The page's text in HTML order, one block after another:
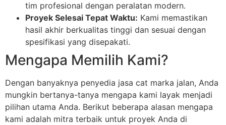
tim profesional dengan peralatan modern.
Proyek Selesai Tepat Waktu: Kami memastikan
hasil akhir berkualitas tinggi dan sesuai dengan
spesifikasi yang disepakati.
Mengapa Memilih Kami?
Dengan banyaknya penyedia jasa cat marka jalan, Anda
mungkin bertanya-tanya mengapa kami layak menjadi
pilihan utama Anda. Berikut beberapa alasan mengapa
kami adalah mitra terbaik untuk proyek Anda di